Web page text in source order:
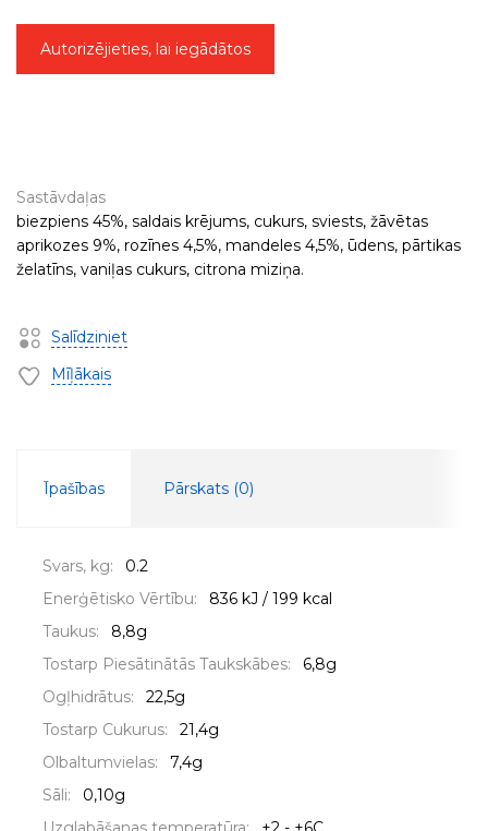
Autorizējieties, lai iegādātos
Sastāvdaļas
biezpiens 45%, saldais krējums, cukurs, sviests, žāvētas
aprikozes 9%, rozīnes 4,5%, mandeles 4,5%, ūdens, pārtikas
želatīns, vaniļas cukurs, citrona miziņa.
Salīdziniet
Mīļākais
Īpašības Pārskats (0)
Svars, kg:
0.2
Enerģētisko Vērtību:
836 kJ / 199 kcal
Taukus:
8,8g
Tostarp Piesātinātās Taukskābes:
6,8g
Ogļhidrātus:
22,5g
Tostarp Cukurus:
21,4g
Olbaltumvielas:
7,4g
Sāli:
0,10g